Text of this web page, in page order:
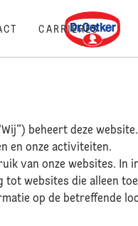
CARRIÈRES
Dr. Oetker
beheert deze
en onze activiteiten.
van onze websites. In
websites die alleen
op de betreffende